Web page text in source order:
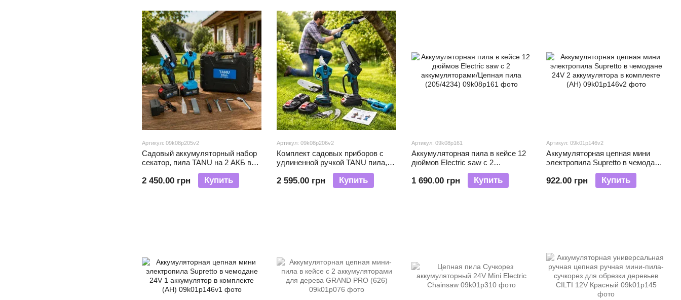
Артикул: 09k08p205v2
Садовый аккумуляторный набор
секатор, пила TANU на 2 АКБ в
2 450.00 грн Купить
Артикул: 09k08p206v2
Комплект садовых приборов с
удлиненной ручкой TANU пила,
секатор и удлиненная ручка 3в1
96 Vh
2 595.00 грн Купить
Артикул: 09k08p161
Аккумуляторная пила в кейсе 12
дюймов Electric saw с 2
аккумуляторами/Цепная пила
(205/4234)
1 690.00 грн Купить
Артикул: 09k01p146v2
Аккумуляторная цепная мини
электропила Supretto в чемодане
24V 2 аккумулятора в комплекте
(АН)
922.00 грн Купить